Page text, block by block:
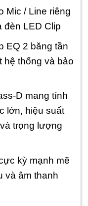
Mic / Line riêng
đèn LED Clip
EQ 2 băng tần
hệ thống và bảo
D mang tính
lớn, hiệu suất
trọng lượng
kỳ mạnh mẽ
và âm thanh